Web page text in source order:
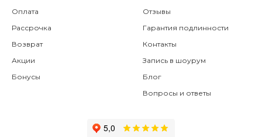
Оплата
Рассрочка
Возврат
Акции
Бонусы
Отзывы
Гарантия подлинности
Контакты
Запись в шоурум
Блог
Вопросы и ответы